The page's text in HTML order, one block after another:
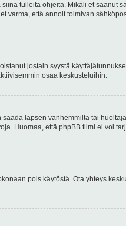
tulleita ohjeita. Mikäli et saanut
varma, että annoit toimivan
jostain syystä
osaa keskusteluihin.
lapsen vanhemmilta tai
Huomaa, että phpBB tiimi ei voi
pois käytöstä. Ota yhteys